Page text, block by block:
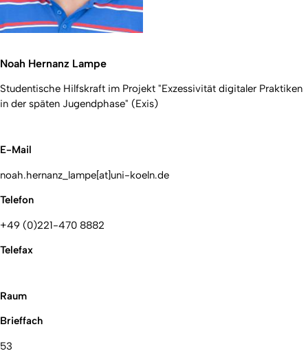
Noah Hernanz Lampe
Studentische Hilfskraft im Projekt "Exzessivität digitaler Praktiken
in der späten Jugendphase" (Exis)
E-Mail
noah.hernanz_lampe[at]uni-koeln.de
Telefon
+49 (0)221-470 8882
Telefax
Raum
Brieffach
53